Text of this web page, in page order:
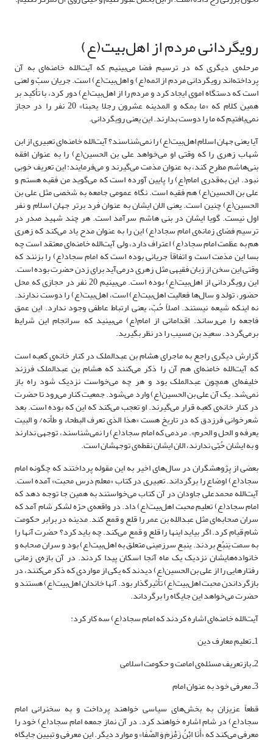
رویگردانی مردم از اهل‌بیت(ع)
مرحله‌ی دیگری که در ترسیم فضا می‌بینیم که آیت‌الله خامنه‌ای به آن
پرداخته‌اند رویگردانی مردم از ائمه(ع) و اهل‌بیت(ع) است. جریان سبّ و لعنی
است که دستگاه اموی ایجاد کرد و مردم را از اهل‌بیت(ع) دور کرد، با تأکید بر
همین کلام که «ما بمکه و المدینه عشرون رجلا یحبنا» 20 نفر را در حجاز
نمی‌یافتیم که ما را دوست بدارند. این یعنی رویگردانی.
آیا یعنی جهان اسلام اهل‌بیت(ع) را نمی‌شناسند؟ آیت‌الله خامنه‌ای تعبیری از ابن
شهاب زهری را که وقتی او می‌خواهد علی بن الحسین(ع) را به عنوان افقه
بنی‌هاشم مطرح کند، به عنوان مذمت می‌گیرند و می‌فرمایند: این تعریف خوبی
نبود. این به‌قدری امام(ع) را پایین آورده است که می‌گوید من فقیه هستم و
علی بن الحسین(ع) هم فقیه است. نگاه عمومی جامعه به شخصی مثل علی بن
الحسین(ع) چنین است. یعنی الان ایشان به عنوان فرد برتر جهان اسلام و نفر
اول نیست. گویا ایشان در بنی هاشم سرآمد است. هر چند شهید صدر در
ترسیم فضای زمانه‌ی امام سجاد(ع) این را به عنوان مدح یاد می‌کند که زهری
هم به عظمت امام سجاد(ع) اعتراف دارد، ولی آیت‌الله خامنه‌ای معتقد است چه
بسا این مذمت است و اتفاقاً جریانی بوده است که امام سجاد(ع) را بزنند که
وقتی این سخن از زبان فقیهی مثل زهری درمی‌آید برای زدن حضرت بوده است.
این رویگردانی از اهل‌بیت(ع) بوده است. می‌بینیم 20 نفر در حجازی که محل
حضور، تولد و سال‌ها فعالیت اهل‌بیت(ع) است، اهل‌بیت(ع) را دوست ندارند.
نه اینکه شیعه نیستند. اصلاً حُبّ، یعنی ارتباط عاطفی وجود ندارد. این عمق
فاجعه را می‌رساند. اقداماتی از امام(ع) می‌بینید که سرانجام این شرایط
برمی‌گردد. سعید بن مسیب را در نظر بگیرید.
گزارش دیگری راجع به ماجرای هشام بن عبدالملک در کنار خانه‌ی کعبه است
که آیت‌الله خامنه‌ای هم آن را ذکر می‌کنند که هشام بن عبدالملک فرزند
خلیفه‌ای همچون عبدالملک بود و هر چه می‌خواست نزدیک شود راه باز
نمی‌شد. یک آن علی بن الحسین(ع) وارد می‌شود. جمعیت کنار می‌رود تا حضرت
در کنار خانه‌ی کعبه قرار می‌گیرند. او تعجب می‌کند که این که بوده است. بعد
شعرخوانی فرزدق که در تاریخ هست «هذا الذی تعرف البطحاء و طأته/ و البیت
یعرفه و الحل و الحرم». مردمی که امام سجاد(ع) را نمی‌شناسند، توجهی ندارند
و به ایشان حُبّی ندارند، الان ایشان نقطه‌ی توجهشان است.
بعضی از پژوهشگران در سال‌های اخیر به این مقوله پرداختند که چگونه امام
سجاد(ع) اوضاع را برگرداند. تعبیری در کتاب «معلم درس محبت» آمده است.
آیت‌الله محمدعلی جاودان در آن کتاب می‌خواستند به همین جا توجه دهد که
امام سجاد(ع) تعلیم محبت اهل‌بیت(ع) داد. در واقعه‌ی حرّه لشکر شام آمد که
سران صحابه‌ای مثل عبدالله بن عمر را قلع و قمع ‌کند. مدینه در برابر حکومت
شام قیام کرد. اگر بیاید اینها را قلع و قمع می‌کند. چه باید کرد؟ حضرت آنها را
به سمت یَنبُع بردند. ینبع سرزمینی متعلق به اهل‌بیت(ع) بود و سران صحابه و
خانواده‌هایشان نزدیک یک ماه آنجا اسکان پیدا کردند. در آن بازه‌ی زمانی
رفتارهایی را از علی بن الحسین(ع) دیدند که یکی از مواردی که ذکر می‌کنند، در
بازگرداندن محبت اهل‌بیت(ع) تأثیرگذار بود. آنها خاندان اهل‌بیت(ع) هستند و
حضرت می‌خواهد این جایگاه را برگرداند.
آیت‌الله خامنه‌ای اشاره کردند که امام سجاد(ع) سه کار کرد:
1ـ تعلیم معارف دین
2ـ بازتعریف مسئله‌ی امامت و حکومت اسلامی
3ـ معرفی خود به عنوان امام
قطعاً عزیزان به بخش‌های سیاسی خواهند پرداخت و به سخنرانی امام
سجاد(ع) در شام اشاره خواهند کرد. در آن نماز جمعه امام سجاد(ع) خود را
معرفی می‌کند که «أَنَا ابْنُ زَمْزَمَ وَ الصَّفَا» و موارد دیگر. این معرفی و تبیین جایگاه